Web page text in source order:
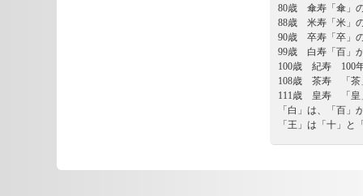
80歳 傘寿「傘」
88歳 米寿「米」
90歳 卒寿「卒」
99歳 白寿「百」
100歳 紀寿 100年
108歳 茶寿 「茶
111歳 皇寿 「皇
「白」は、「百
「王」は「十」